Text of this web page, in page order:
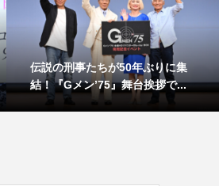
伝説の刑事たちが50年ぶりに集
結！『Gメン’75』舞台挨拶で...